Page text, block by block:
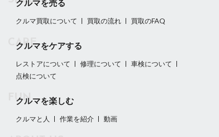
クルマを売る
クルマ買取について 買取の流れ 買取のFAQ
クルマをケアする
レストアについて 修理について
車検について
点検について
クルマを楽しむ
クルマと人 作業を紹介 動画